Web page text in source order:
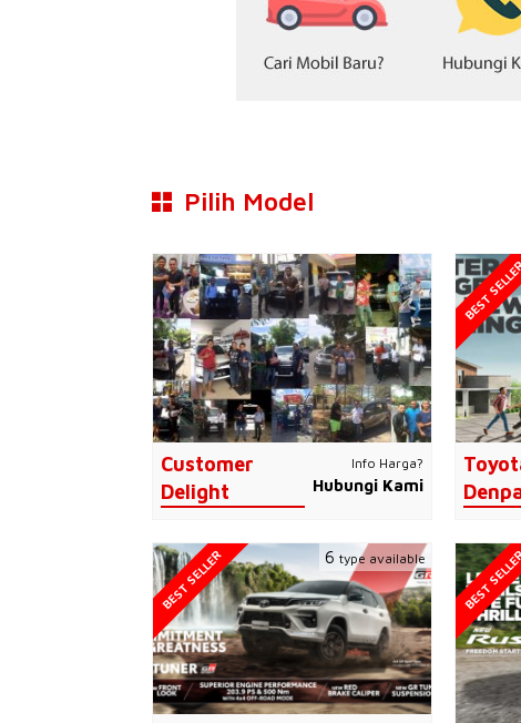
Pilih Model
Customer
Delight
Info Harga?
Hubungi Kami
BEST
BEST SELLER 6 type available BEST